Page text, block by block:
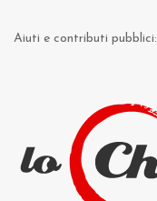
Aiuti e contributi pubblici: